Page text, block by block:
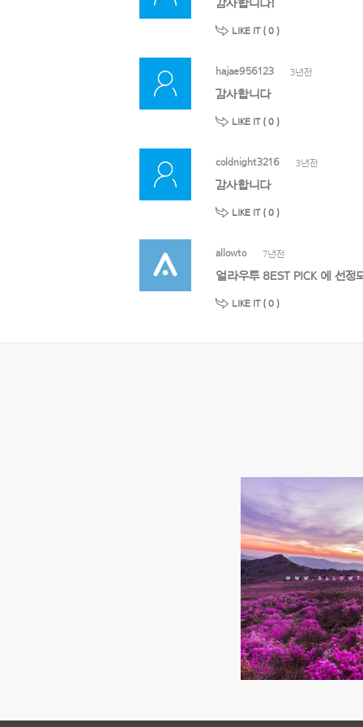
감사합니다!
LIKE IT ( 0 )
hajae956123 3년전
감사합니다
LIKE IT ( 0 )
coldnight3216 3년전
감사합니다
LIKE IT ( 0 )
allowto 7년전
얼라우투 8EST PICK 에 선
LIKE IT ( 0 )